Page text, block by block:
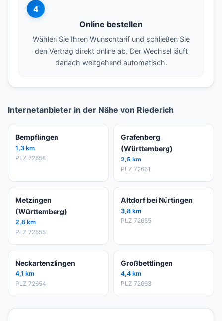
4
Online bestellen
Wählen Sie Ihren Wunschtarif und schließen Sie
den Vertrag direkt online ab. Der Wechsel läuft
danach weitgehend automatisch.
Internetanbieter in der Nähe von Riederich
Bempflingen
1,3 km
PLZ 72658
Grafenberg
(Württemberg)
2,5 km
PLZ 72661
Metzingen
(Württemberg)
2,8 km
PLZ 72555
Altdorf bei Nürtingen
3,8 km
PLZ 72655
Neckartenzlingen
4,1 km
PLZ 72654
Großbettlingen
4,4 km
PLZ 72663